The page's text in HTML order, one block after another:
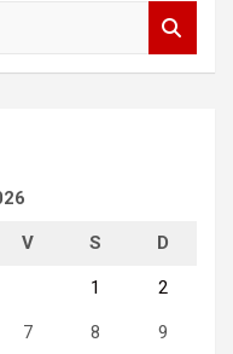
V S D
1 2
7 8 9